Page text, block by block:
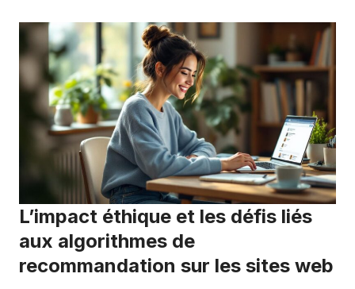
L’impact éthique et les défis liés
aux algorithmes de
recommandation sur les sites web